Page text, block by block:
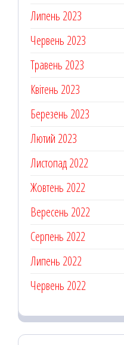
Липень 2023
Червень 2023
Травень 2023
Квітень 2023
Березень 2023
Лютий 2023
Листопад 2022
Жовтень 2022
Вересень 2022
Серпень 2022
Липень 2022
Червень 2022